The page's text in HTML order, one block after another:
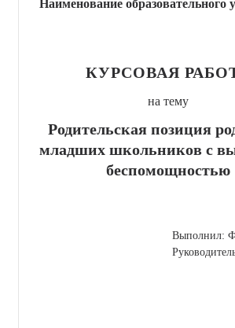
Наименование образовательного
КУРСОВАЯ
на тему
Родительская позиция
младших школьников с
беспомощностью
Выполнил: